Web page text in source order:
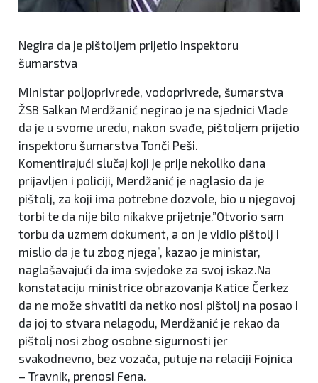
Negira da je pištoljem prijetio inspektoru
šumarstva
Ministar poljoprivrede, vodoprivrede, šumarstva
ŽSB Salkan Merdžanić negirao je na sjednici Vlade
da je u svome uredu, nakon svađe, pištoljem prijetio
inspektoru šumarstva Tonči Peši.
Komentirajući slučaj koji je prije nekoliko dana
prijavljen i policiji, Merdžanić je naglasio da je
pištolj, za koji ima potrebne dozvole, bio u njegovoj
torbi te da nije bilo nikakve prijetnje.”Otvorio sam
torbu da uzmem dokument, a on je vidio pištolj i
mislio da je tu zbog njega”, kazao je ministar,
naglašavajući da ima svjedoke za svoj iskaz.Na
konstataciju ministrice obrazovanja Katice Čerkez
da ne može shvatiti da netko nosi pištolj na posao i
da joj to stvara nelagodu, Merdžanić je rekao da
pištolj nosi zbog osobne sigurnosti jer
svakodnevno, bez vozača, putuje na relaciji Fojnica
– Travnik, prenosi Fena.